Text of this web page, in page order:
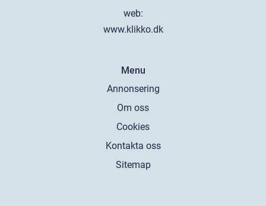
web:
www.klikko.dk
Menu
Annonsering
Om oss
Cookies
Kontakta oss
Sitemap